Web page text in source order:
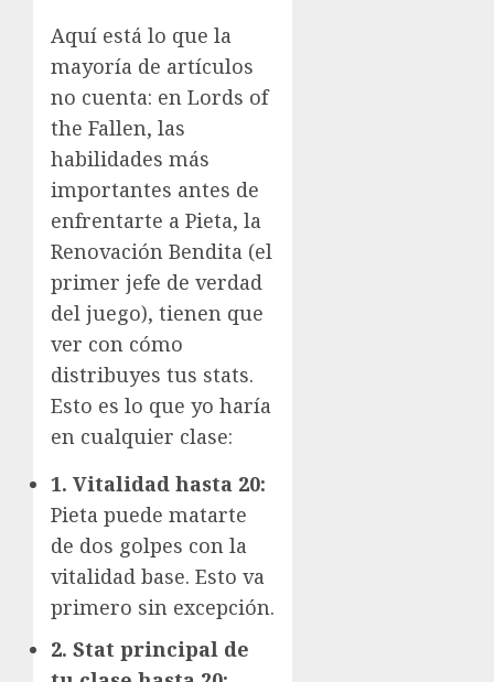
Aquí está lo que la
mayoría de artículos
no cuenta: en Lords of
the Fallen, las
habilidades más
importantes antes de
enfrentarte a Pieta, la
Renovación Bendita (el
primer jefe de verdad
del juego), tienen que
ver con cómo
distribuyes tus stats.
Esto es lo que yo haría
en cualquier clase:
1. Vitalidad hasta 20:
Pieta puede matarte
de dos golpes con la
vitalidad base. Esto va
primero sin excepción.
2. Stat principal de